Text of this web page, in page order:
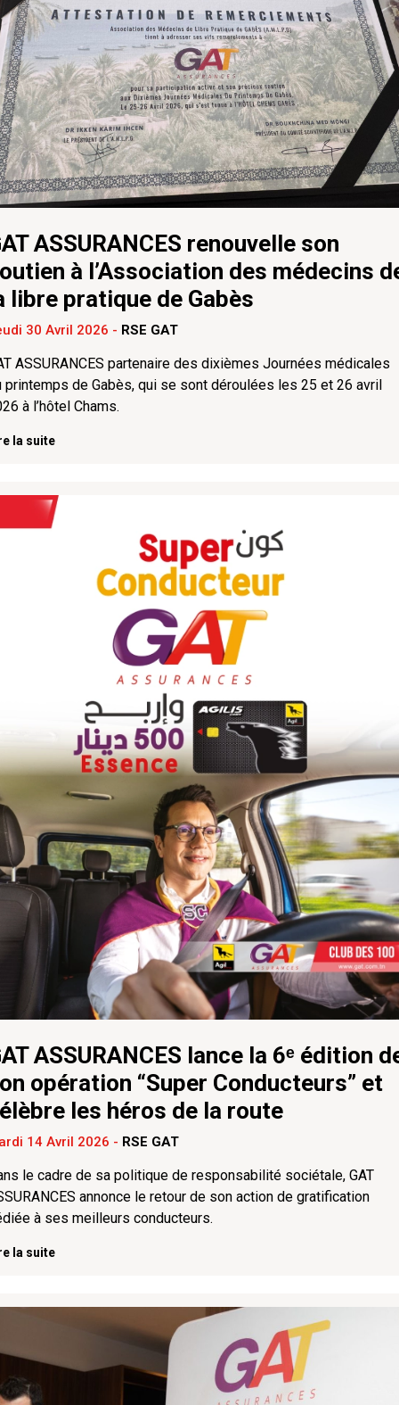
ASSURANCES renouvelle son
à l’Association des médecins
libre pratique de Gabès
30 Avril 2026 - RSE GAT
ASSURANCES partenaire des dixièmes Journées médicales
printemps de Gabès, qui se sont déroulées les 25 et 26 avril
à l’hôtel Chams.
la suite
ASSURANCES lance la 6ᵉ édition
opération “Super Conducteurs” et
les héros de la route
14 Avril 2026 - RSE GAT
le cadre de sa politique de responsabilité sociétale, GAT
annonce le retour de son action de gratification
à ses meilleurs conducteurs.
la suite